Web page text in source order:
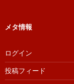
メタ情報
ログイン
投稿フィード